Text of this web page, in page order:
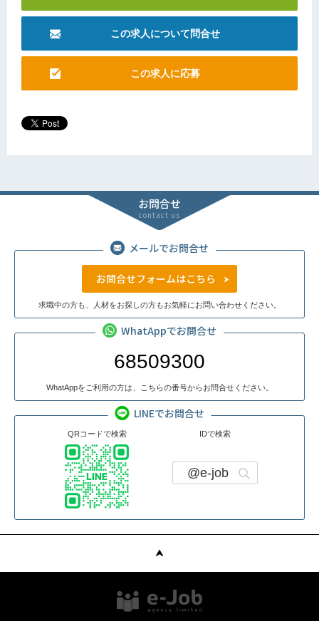
この求人について問合せ
この求人に応募
お問合せ
contact us
メールでお問合せ
お問合せフォームはこちら
求職中の方も、人材をお探しの方もお気軽にお問い合わせください。
WhatAppでお問合せ
68509300
WhatAppをご利用の方は、こちらの番号からお問合せください。
LINEでお問合せ
QRコードで検索 IDで検索
@e-job